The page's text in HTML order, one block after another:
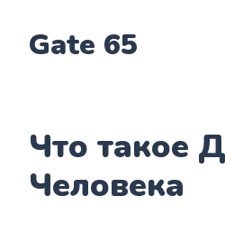
Gate 65
Что такое
Человека